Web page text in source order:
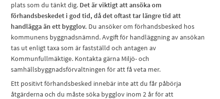
plats som du tänkt dig. Det är viktigt att ansöka om
förhandsbeskedet i god tid, då det oftast tar längre tid att
handlägga än ett bygglov. Du ansöker om förhandsbesked hos
kommunens byggnadsnämnd. Avgift för handläggning av ansökan
tas ut enligt taxa som är fastställd och antagen av
Kommunfullmäktige. Kontakta gärna Miljö- och
samhällsbyggnadsförvaltningen för att få veta mer.
Ett positivt förhandsbesked innebär inte att du får påbörja
åtgärderna och du måste söka bygglov inom 2 år för att